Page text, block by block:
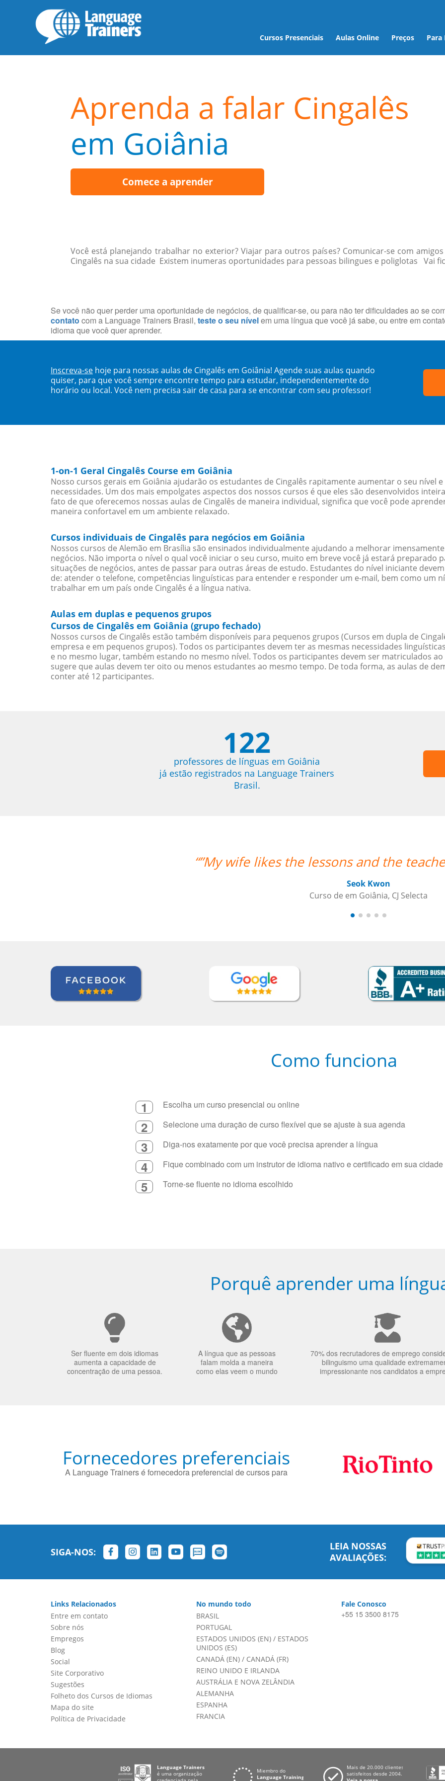
Cursos Presenciais Aulas Online Preços Para
Aprenda a falar Cingalês
em Goiânia
Comece a aprender
Você está planejando trabalhar no exterior? Viajar para outros países? Comunicar-se com
Cingalês na sua cidade Existem inumeras oportunidades para pessoas bilingues e poliglotas Vai
Se você não quer perder uma oportunidade de negócios, de qualificar-se, ou para não ter dificuldades ao se
contato com a Language Trainers Brasil, teste o seu nívelem uma língua que você já sabe, ou entre em
idioma que você quer aprender.
Inscreva-se hoje para nossas aulas de Cingalês em Goiânia! Agende suas aulas quando
quiser, para que você sempre encontre tempo para estudar, independentemente do
horário ou local. Você nem precisa sair de casa para se encontrar com seu professor!
1-on-1 Geral Cingalês Course em Goiânia
Nosso cursos gerais em Goiânia ajudarão os estudantes de Cingalês rapitamente aumentar o seu nível
necessidades. Um dos mais empolgates aspectos dos nossos cursos é que eles são desenvolvidos
fato de que oferecemos nossas aulas de Cingalês de maneira individual, significa que você pode
maneira confortavel em um ambiente relaxado.
Cursos individuais de Cingalês para negócios em Goiânia
Nossos cursos de Alemão em Brasília são ensinados individualmente ajudando a melhorar
negócios. Não importa o nível o qual você iniciar o seu curso, muito em breve você já estará preparado
situações de negócios, antes de passar para outras áreas de estudo. Estudantes do nível iniciante
de: atender o telefone, competências linguísticas para entender e responder um e-mail, bem como um
trabalhar em um país onde Cingalês é a língua nativa.
Aulas em duplas e pequenos grupos
Cursos de Cingalês em Goiânia (grupo fechado)
Nossos cursos de Cingalês estão também disponíveis para pequenos grupos (Cursos em dupla de
empresa e em pequenos grupos). Todos os participantes devem ter as mesmas necessidades
e no mesmo lugar, também estando no mesmo nível. Todos os participantes devem ser matriculados
sugere que aulas devem ter oito ou menos estudantes ao mesmo tempo. De toda forma, as aulas de
conter até 12 participantes.
122
professores de línguas em Goiânia
já estão registrados na Language Trainers
Brasil.
likes the lessons and the teacher's punctuality.””
Como funciona
1 Escolha um curso presencial ou online
2 Selecione uma duração de curso flexível que se ajuste à sua agenda
3 Diga-nos exatamente por que você precisa aprender a língua
4 Fique combinado com um instrutor de idioma nativo e certificado em sua
5 Torne-se fluente no idioma escolhido
Porquê aprender uma
Ser fluente em dois idiomas
aumenta a capacidade de
concentração de uma pessoa.
A língua que as pessoas
falam molda a maneira
como elas veem o mundo
70% dos recrutadores de emprego
bilinguismo uma qualidade
impressionante nos candidatos a
Fornecedores preferenciais
A Language Trainers é fornecedora preferencial de cursos para
SIGA-NOS:
LEIA NOSSAS
AVALIAÇÕES:
Links Relacionados
Entre em contato
Sobre nós
Empregos
Blog
Social
Site Corporativo
Sugestões
Folheto dos Cursos de Idiomas
Mapa do site
Política de Privacidade
No mundo todo
BRASIL
PORTUGAL
ESTADOS UNIDOS (EN)/ ESTADOS
UNIDOS (ES)
CANADÁ (EN)/ CANADÁ (FR)
REINO UNIDO E IRLANDA
AUSTRÁLIA E NOVA ZELÂNDIA
ALEMANHA
ESPANHA
FRANCIA
Fale Conosco
+55 15 3500 8175